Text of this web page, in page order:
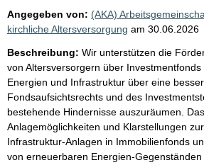
s
e
p
r
o
S
e
i
Angegeben von: (AKA)
kirchliche Altersversorgung am 30.06.2026
Beschreibung: Wir unterstützen die
von Altersversorgern über
Energien und Infrastruktur über eine
Fondsaufsichtsrechts und des
bestehende Hindernisse auszuräumen.
Anlagemöglichkeiten und Klarstellungen
Infrastruktur-Anlagen in Immobilienfonds
von erneuerbaren Energien-Gegenständen